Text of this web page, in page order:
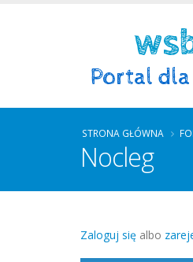
STRONA GŁÓWNA
Nocleg
Zaloguj się albo